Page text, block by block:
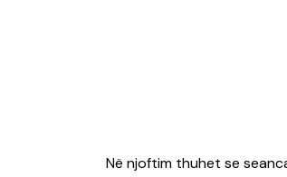
Në njoftim thuhet se